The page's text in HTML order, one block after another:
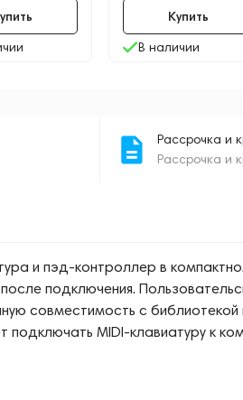
В наличии
Купить
Рассрочка и
Рассрочка и
и пэд-контроллер в
подключения.
совместимость с
подключать MIDI-клавиатуру к